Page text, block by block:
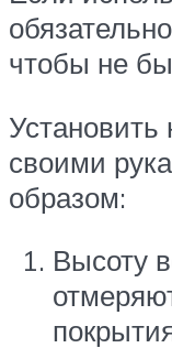
чтобы не
Установить
своими
образом:
Высоту